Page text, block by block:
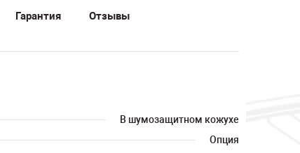
Гарантия Отзывы
В шумозащитном кожухе
Опция